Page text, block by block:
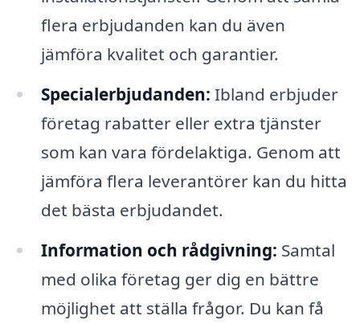
flera erbjudanden kan du även
jämföra kvalitet och garantier.
Specialerbjudanden: Ibland erbjuder
företag rabatter eller extra tjänster
som kan vara fördelaktiga. Genom att
jämföra flera leverantörer kan du hitta
det bästa erbjudandet.
Information och rådgivning: Samtal
med olika företag ger dig en bättre
möjlighet att ställa frågor. Du kan få